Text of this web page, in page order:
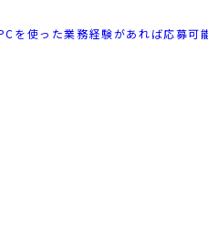
を使った業務経験があれば応募可